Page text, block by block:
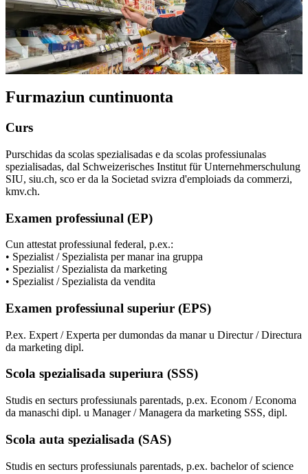
Furmaziun cuntinuonta
Curs
Purschidas da scolas spezialisadas e da scolas professiunalas
spezialisadas, dal Schweizerisches Institut für Unternehmerschulung
SIU, siu.ch, sco er da la Societad svizra d'emploiads da commerzi,
kmv.ch.
Examen professiunal (EP)
Cun attestat professiunal federal, p.ex.:
• Spezialist / Spezialista per manar ina gruppa
• Spezialist / Spezialista da marketing
• Spezialist / Spezialista da vendita
Examen professiunal superiur (EPS)
P.ex. Expert / Experta per dumondas da manar u Directur / Directura
da marketing dipl.
Scola spezialisada superiura (SSS)
Studis en secturs professiunals parentads, p.ex. Econom / Economa
da manaschi dipl. u Manager / Managera da marketing SSS, dipl.
Scola auta spezialisada (SAS)
Studis en secturs professiunals parentads, p.ex. bachelor of science